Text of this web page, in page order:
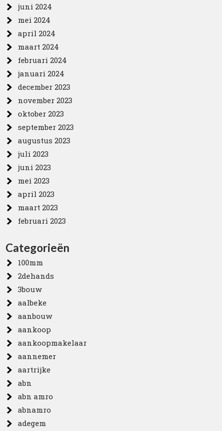
juni 2024
mei 2024
april 2024
maart 2024
februari 2024
januari 2024
december 2023
november 2023
oktober 2023
september 2023
augustus 2023
juli 2023
juni 2023
mei 2023
april 2023
maart 2023
februari 2023
Categorieën
100mm
2dehands
3bouw
aalbeke
aanbouw
aankoop
aankoopmakelaar
aannemer
aartrijke
abn
abn amro
abnamro
adegem